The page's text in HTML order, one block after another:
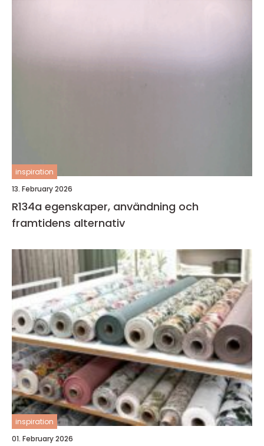
inspiration
13. February 2026
R134a egenskaper, användning och
framtidens alternativ
inspiration
01. February 2026